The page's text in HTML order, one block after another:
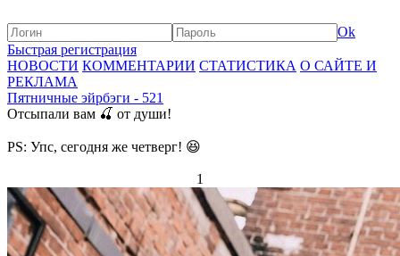
Ok
Быстрая регистрация
НОВОСТИ КОММЕНТАРИИ СТАТИСТИКА О САЙТЕ И
РЕКЛАМА
Пятничные эйрбэги - 521
Отсыпали вам 🍒 от души!
PS: Упс, сегодня же четверг! 😆
1